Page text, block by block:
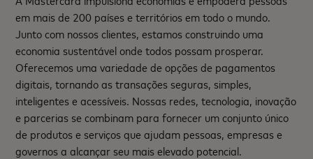
em mais de 200 países e territórios em todo o mundo.
Junto com nossos clientes, estamos construindo uma
economia sustentável onde todos possam prosperar.
Oferecemos uma variedade de opções de pagamentos
digitais, tornando as transações seguras, simples,
inteligentes e acessíveis. Nossas redes, tecnologia, inovação
e parcerias se combinam para fornecer um conjunto único
de produtos e serviços que ajudam pessoas, empresas e
governos a alcançar seu mais elevado potencial.